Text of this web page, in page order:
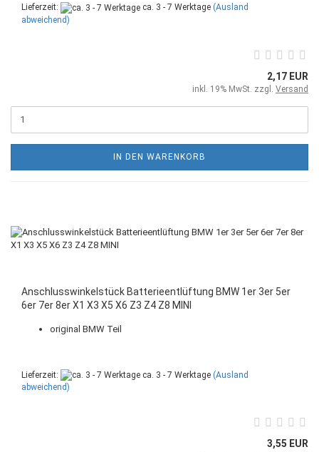
Lieferzeit: ca. 3 - 7 Werktage (Ausland
abweichend)
2,17 EUR
inkl. 19% MwSt. zzgl. Versand
IN DEN WARENKORB
Anschlusswinkelstück Batterieentlüftung BMW 1er 3er 5er
6er 7er 8er X1 X3 X5 X6 Z3 Z4 Z8 MINI
original BMW Teil
Lieferzeit: ca. 3 - 7 Werktage (Ausland
abweichend)
3,55 EUR